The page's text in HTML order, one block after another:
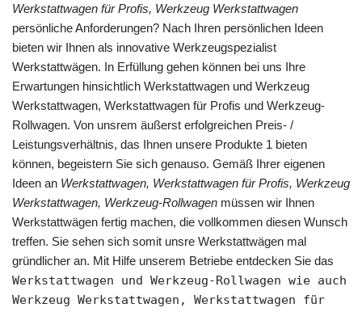
Werkstattwagen für Profis, Werkzeug Werkstattwagen
persönliche Anforderungen? Nach Ihren persönlichen Ideen
bieten wir Ihnen als innovative Werkzeugspezialist
Werkstattwägen. In Erfüllung gehen können bei uns Ihre
Erwartungen hinsichtlich Werkstattwagen und Werkzeug
Werkstattwagen, Werkstattwagen für Profis und Werkzeug-
Rollwagen. Von unsrem äußerst erfolgreichen Preis- /
Leistungsverhältnis, das Ihnen unsere Produkte 1 bieten
können, begeistern Sie sich genauso. Gemäß Ihrer eigenen
Ideen an Werkstattwagen, Werkstattwagen für Profis, Werkzeug
Werkstattwagen, Werkzeug-Rollwagen müssen wir Ihnen
Werkstattwägen fertig machen, die vollkommen diesen Wunsch
treffen. Sie sehen sich somit unsre Werkstattwägen mal
gründlicher an. Mit Hilfe unserem Betriebe entdecken Sie das
Werkstattwagen und Werkzeug-Rollwagen wie auch
Werkzeug Werkstattwagen, Werkstattwagen für